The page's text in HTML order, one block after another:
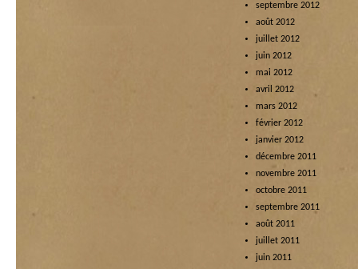
septembre 2012
août 2012
juillet 2012
juin 2012
mai 2012
avril 2012
mars 2012
février 2012
janvier 2012
décembre 2011
novembre 2011
octobre 2011
septembre 2011
août 2011
juillet 2011
juin 2011